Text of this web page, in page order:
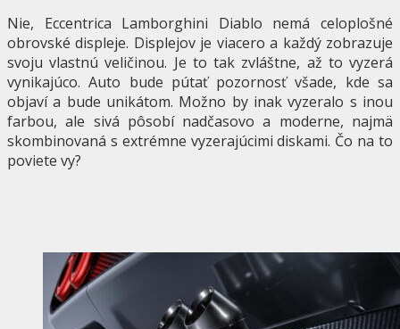
Nie, Eccentrica Lamborghini Diablo nemá celoplošné
obrovské displeje. Displejov je viacero a každý zobrazuje
svoju vlastnú veličinou. Je to tak zvláštne, až to vyzerá
vynikajúco. Auto bude pútať pozornosť všade, kde sa
objaví a bude unikátom. Možno by inak vyzeralo s inou
farbou, ale sivá pôsobí nadčasovo a moderne, najmä
skombinovaná s extrémne vyzerajúcimi diskami. Čo na to
poviete vy?